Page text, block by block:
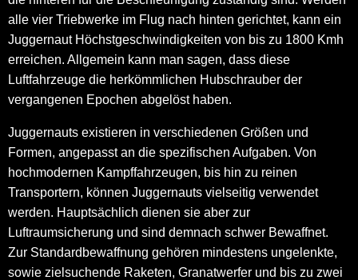
alle vier Triebwerke im Flug nach hinten gerichtet, kann ein
Juggernaut Höchstgeschwindigkeiten von bis zu 1800 Kmh
erreichen. Allgemein kann man sagen, dass diese
Luftfahrzeuge die herkömmlichen Hubschrauber der
vergangenen Epochen abgelöst haben.
Juggernauts existieren in verschiedenen Größen und
Formen, angepasst an die spezifischen Aufgaben. Von
hochmodernen Kampffahrzeugen, bis hin zu reinen
Transportern, können Juggernauts vielseitig verwendet
werden. Hauptsächlich dienen sie aber zur
Luftraumsicherung und sind demnach schwer Bewaffnet.
Zur Standardbewaffnung gehören mindestens ungelenkte,
sowie zielsuchende Raketen, Granatwerfer und bis zu zwei